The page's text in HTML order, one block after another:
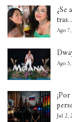
¿Se
Ago
Ago
Jul 2,